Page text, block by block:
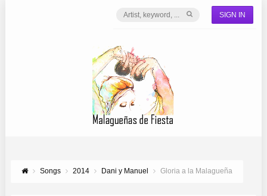
SIGN IN
Songs 2014 Dani y Manuel Gloria a la Malagueña